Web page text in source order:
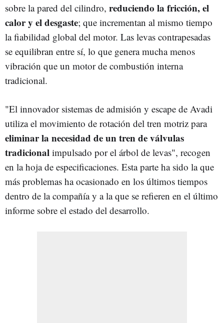
sobre la pared del cilindro, reduciendo la fricción, el
calor y el desgaste; que incrementan al mismo tiempo
la fiabilidad global del motor. Las levas contrapesadas
se equilibran entre sí, lo que genera mucha menos
vibración que un motor de combustión interna
tradicional.
"El innovador sistemas de admisión y escape de Avadi
utiliza el movimiento de rotación del tren motriz para
eliminar la necesidad de un tren de válvulas
tradicional impulsado por el árbol de levas", recogen
en la hoja de especificaciones. Esta parte ha sido la que
más problemas ha ocasionado en los últimos tiempos
dentro de la compañía y a la que se refieren en el último
informe sobre el estado del desarrollo.